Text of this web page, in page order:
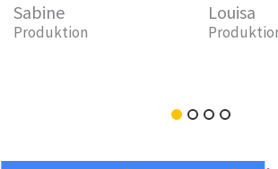
Sabine
Produktion
Louisa